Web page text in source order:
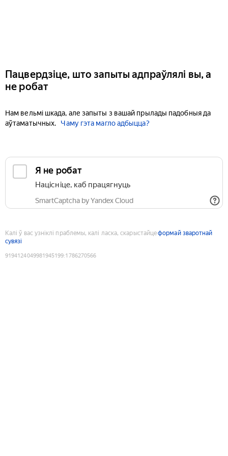
Пацвердзіце, што запыты адпраўлялі вы, а
не робат
Нам вельмі шкада, але запыты з вашай прылады падобныя да
аўтаматычных.
Чаму гэта магло адбыцца?
Я не робат
Націсніце, каб працягнуць
SmartCaptcha by Yandex Cloud
Калі ў вас узніклі праблемы, калі ласка, скарыстайцеформай зваротнай
сувязі
9194124049981945199:1786270566